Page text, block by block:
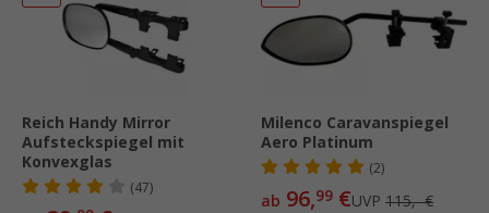
Reich Handy Mirror
Aufsteckspiegel mit
Konvexglas
(47)
Milenco Caravanspiegel
Aero Platinum
(2)
ab 96,99 €UVP 115,- €